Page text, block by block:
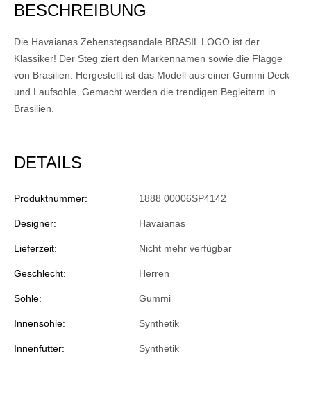
BESCHREIBUNG
Die Havaianas Zehenstegsandale BRASIL LOGO ist der
Klassiker! Der Steg ziert den Markennamen sowie die Flagge
von Brasilien. Hergestellt ist das Modell aus einer Gummi Deck-
und Laufsohle. Gemacht werden die trendigen Begleitern in
Brasilien.
DETAILS
Produktnummer: 1888 00006SP4142
Designer: Havaianas
Lieferzeit: Nicht mehr verfügbar
Geschlecht: Herren
Sohle: Gummi
Innensohle: Synthetik
Innenfutter: Synthetik